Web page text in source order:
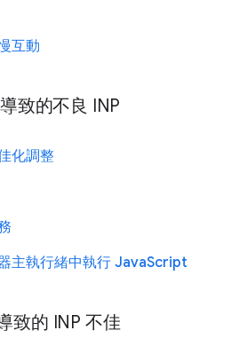
互動
致的不良 INP
化調整
主執行緒中執行 JavaScript
致的 INP 不佳